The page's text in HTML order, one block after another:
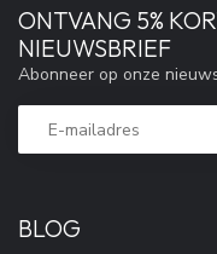
BLOG
ONTVANG 5%
NIEUWSBRIEF
Abonneer op onze